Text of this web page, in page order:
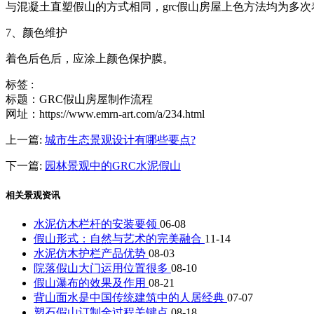
与混凝土直塑假山的方式相同，grc假山房屋上色方法均为多次
7、颜色维护
着色后色后，应涂上颜色保护膜。
标签 :
标题：GRC假山房屋制作流程
网址：https://www.emrn-art.com/a/234.html
上一篇: 城市生态景观设计有哪些要点?
下一篇: 园林景观中的GRC水泥假山
相关景观资讯
水泥仿木栏杆的安装要领 06-08
假山形式：自然与艺术的完美融合 11-14
水泥仿木护栏产品优势 08-03
院落假山大门运用位置很多 08-10
假山瀑布的效果及作用 08-21
背山面水是中国传统建筑中的人居经典 07-07